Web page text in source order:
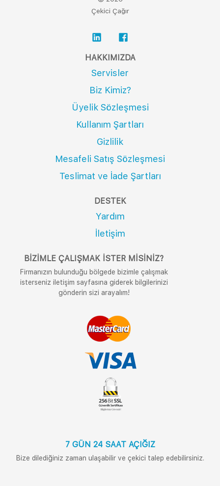
Çekici Çağır
HAKKIMIZDA
Servisler
Biz Kimiz?
Üyelik Sözleşmesi
Kullanım Şartları
Gizlilik
Mesafeli Satış Sözleşmesi
Teslimat ve İade Şartları
DESTEK
Yardım
İletişim
BIZIMLE ÇALIŞMAK İSTER MISINIZ?
Firmanızın bulunduğu bölgede bizimle çalışmak
isterseniz iletişim sayfasına giderek bilgilerinizi
gönderin sizi arayalım!
7 GÜN 24 SAAT AÇIĞIZ
Bize dilediğiniz zaman ulaşabilir ve çekici talep edebilirsiniz.